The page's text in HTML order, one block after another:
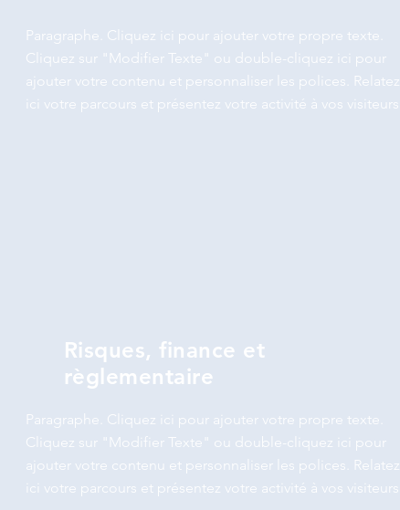
Paragraphe. Cliquez ici pour ajouter votre propre texte.
Cliquez sur "Modifier Texte" ou double-cliquez ici pour
ajouter votre contenu et personnaliser les polices. Relatez
ici votre parcours et présentez votre activité à vos visiteurs.
Risques, finance et
règlementaire
Paragraphe. Cliquez ici pour ajouter votre propre texte.
Cliquez sur "Modifier Texte" ou double-cliquez ici pour
ajouter votre contenu et personnaliser les polices. Relatez
ici votre parcours et présentez votre activité à vos visiteurs.